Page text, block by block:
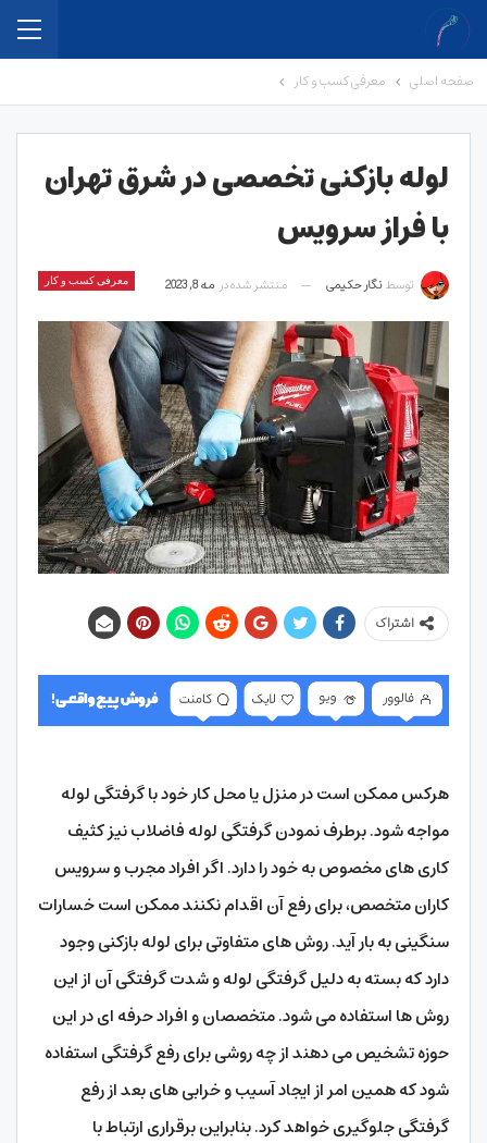
صفحه اصلی معرفی کسب و کار
لوله بازکنی تخصصی در شرق تهران
با فراز سرویس
معرفی کسب و کار توسط نگار حکیمی منتشر شده در مه 8, 2023
اشتراک
هرکس ممکن است در منزل یا محل کار خود با گرفتگی لوله
مواجه شود. برطرف نمودن گرفتگی لوله فاضلاب نیز کثیف
کاری‌ های مخصوص به خود را دارد. اگر افراد مجرب و سرویس
کاران متخصص، برای رفع آن اقدام نکنند ممکن است خسارات
سنگینی به بار آید. روش‌ های متفاوتی برای لوله بازکنی وجود
دارد که بسته به دلیل گرفتگی لوله و شدت گرفتگی آن از این
روش‌ ها استفاده می‌ شود. متخصصان و افراد حرفه ای در این
حوزه تشخیص می دهند از چه روشی برای رفع گرفتگی استفاده
شود که همین امر از ایجاد آسیب و خرابی‌ های بعد از رفع
گرفتگی جلوگیری خواهد کرد. بنابراین برقراری ارتباط با